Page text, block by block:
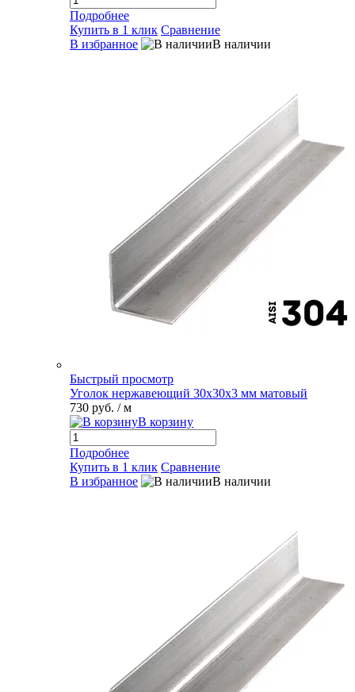
Подробнее
Купить в 1 клик Сравнение
В избранное
В наличии
Быстрый просмотр
Уголок нержавеющий 30х30х3 мм матовый
730 руб. / м
В корзину
Подробнее
Купить в 1 клик Сравнение
В избранное
В наличии